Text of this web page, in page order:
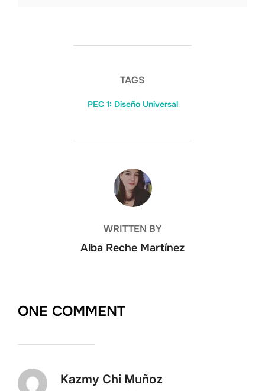
TAGS
PEC 1: Diseño Universal
POST AUTHOR
WRITTEN BY
Alba Reche Martínez
ONE COMMENT
Kazmy Chi Muñoz